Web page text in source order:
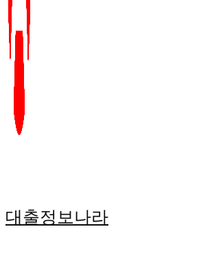
대출정보나라